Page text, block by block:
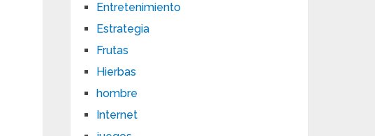
Entretenimiento
Estrategia
Frutas
Hierbas
hombre
Internet